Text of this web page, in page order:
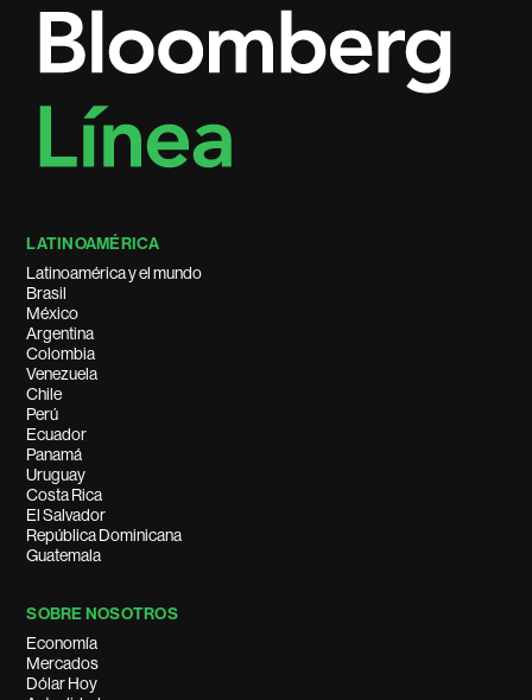
LATINOAMÉRICA
Latinoamérica y el mundo
Brasil
México
Argentina
Colombia
Venezuela
Chile
Perú
Ecuador
Panamá
Uruguay
Costa Rica
El Salvador
República Dominicana
Guatemala
SOBRE NOSOTROS
Economía
Mercados
Dólar Hoy